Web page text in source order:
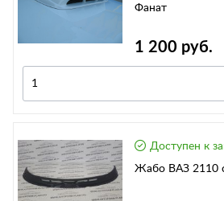
Фанат
1 200 руб.
Доступен к
Жабо ВАЗ 2110